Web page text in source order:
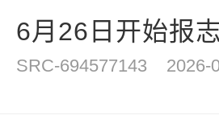
6月26日开始报
SRC-694577143 2026-